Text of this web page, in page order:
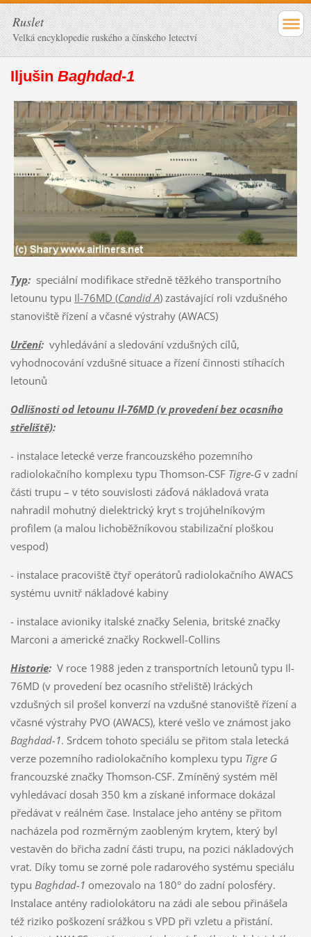
Ruslet
Velká encyklopedie ruského a čínského letectví
Iljušin Baghdad-1
Typ:speciální modifikace středně těžkého transportního
letounu typu Il-76MD (Candid A)zastávající roli vzdušného
stanoviště řízení a včasné výstrahy (AWACS)
Určení:vyhledávání a sledování vzdušných cílů,
vyhodnocování vzdušné situace a řízení činnosti stíhacích
letounů
Odlišnosti od letounu Il-76MD (v provedení bez ocasního
střeliště):
- instalace letecké verze francouzského pozemního
radiolokačního komplexu typu Thomson-CSF Tigre-Gv zadní
části trupu – v této souvislosti záďová nákladová vrata
nahradil mohutný dielektrický kryt s trojúhelníkovým
profilem (a malou lichoběžníkovou stabilizační ploškou
vespod)
- instalace pracoviště čtyř operátorů radiolokačního AWACS
systému uvnitř nákladové kabiny
- instalace avioniky italské značky Selenia, britské značky
Marconi a americké značky Rockwell-Collins
Historie:V roce 1988 jeden z transportních letounů typu Il-
76MD (v provedení bez ocasního střeliště) Iráckých
vzdušných sil prošel konverzí na vzdušné stanoviště řízení a
včasné výstrahy PVO (AWACS), které vešlo ve známost jako
Baghdad-1. Srdcem tohoto speciálu se přitom stala letecká
verze pozemního radiolokačního komplexu typu Tigre G
francouzské značky Thomson-CSF. Zmíněný systém měl
vyhledávací dosah 350 km a získané informace dokázal
předávat v reálném čase. Instalace jeho antény se přitom
nacházela pod rozměrným zaobleným krytem, který byl
vestavěn do břicha zadní části trupu, na pozici nákladových
vrat. Díky tomu se zorné pole radarového systému speciálu
typu Baghdad-1 omezovalo na 180° do zadní polosféry.
Instalace antény radiolokátoru na zádi ale sebou přinášela
též riziko poškození srážkou s VPD při vzletu a přistání.